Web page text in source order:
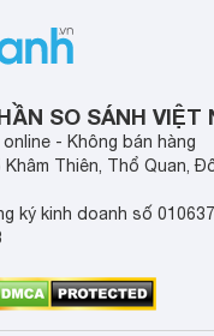
SO SÁNH VIỆT
- Không bán hàng
Thiên, Thổ Quan,
ký kinh doanh số